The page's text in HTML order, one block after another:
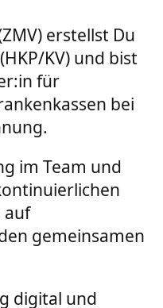
erstellst Du
KV) und bist
für
bei
im Team und
auf
gemeinsamen
digital und